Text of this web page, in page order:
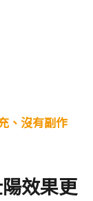
、沒有副作
效果更